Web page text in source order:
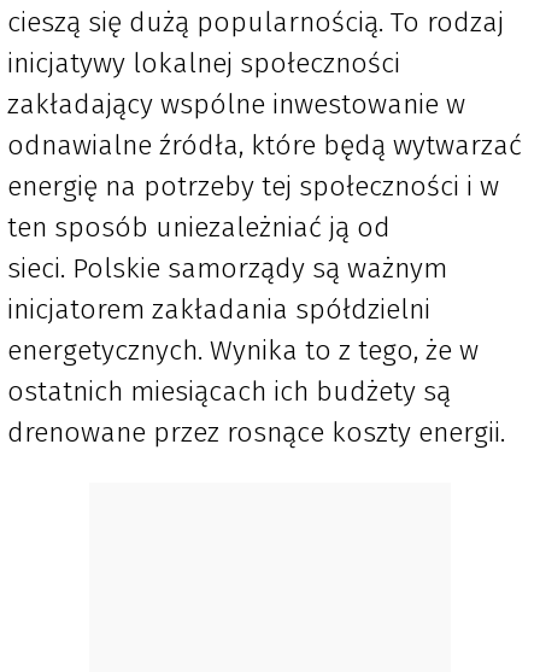
cieszą się dużą popularnością. To rodzaj
inicjatywy lokalnej społeczności
zakładający wspólne inwestowanie w
odnawialne źródła, które będą wytwarzać
energię na potrzeby tej społeczności i w
ten sposób uniezależniać ją od
sieci. Polskie samorządy są ważnym
inicjatorem zakładania spółdzielni
energetycznych. Wynika to z tego, że w
ostatnich miesiącach ich budżety są
drenowane przez rosnące koszty energii.